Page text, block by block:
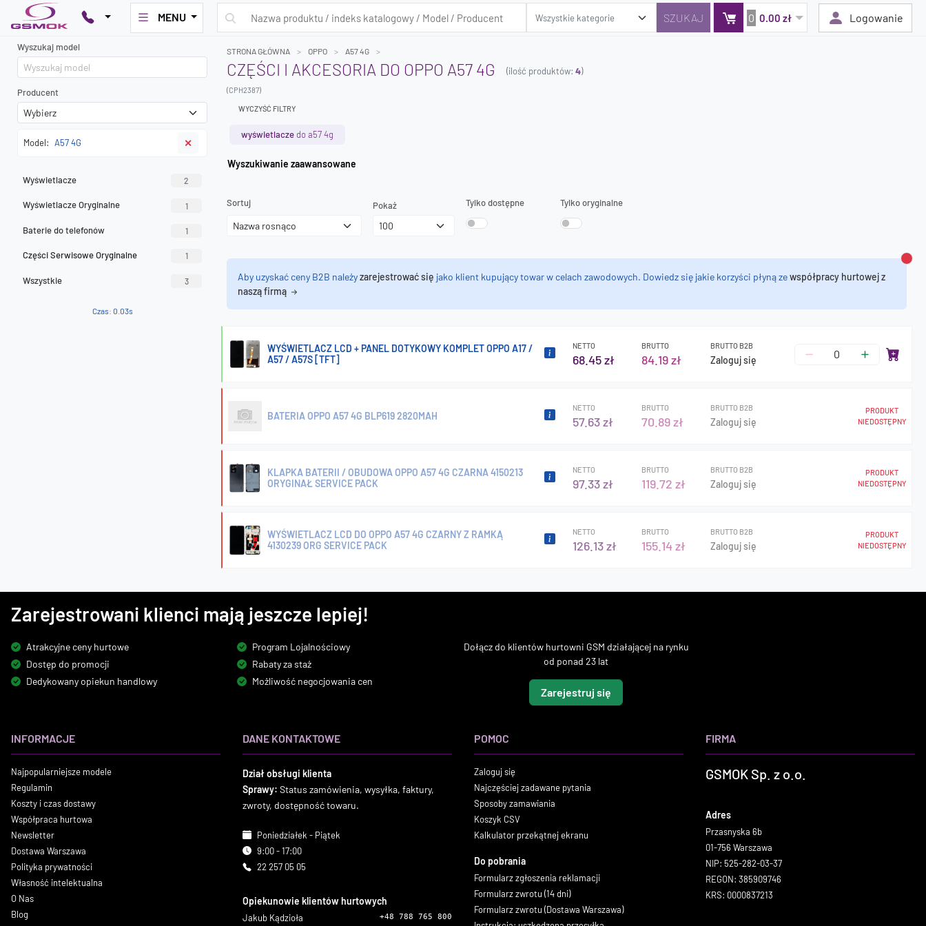
MENU 0 0.00 zł Logowanie
Wyszukaj model
Producent
Model: A57 4G ✕
Wyświetlacze 2
Wyświetlacze Oryginalne 1
Baterie do telefonów 1
Części Serwisowe Oryginalne 1
Wszystkie 3
Czas: 0.03s
STRONA GŁÓWNA OPPO A57 4G
CZĘŚCI I AKCESORIA DO OPPO A57 4G (ilość produktów: 4)
(CPH2387)
WYCZYŚĆ FILTRY
wyświetlacze do a57 4g
Wyszukiwanie zaawansowane
Sortuj Pokaż Tylko dostępne Tylko oryginalne
Aby uzyskać ceny B2B należyzarejestrować się jako klient kupujący towar w celach zawodowych. Dowiedz się jakie korzyści płyną zewspółpracy hurtowej z
naszą firmą
WYŚWIETLACZ LCD + PANEL DOTYKOWY KOMPLET OPPO A17 /
A57 / A57S [TFT]
NETTO
68.45 zł
BRUTTO
84.19 zł
BRUTTO B2B
Zaloguj się
BATERIA OPPO A57 4G BLP619 2820MAH
NETTO
57.63 zł
BRUTTO
70.89 zł
BRUTTO B2B
Zaloguj się
PRODUKT
NIEDOSTĘPNY
KLAPKA BATERII / OBUDOWA OPPO A57 4G CZARNA 4150213
ORYGINAŁ SERVICE PACK
NETTO
97.33 zł
BRUTTO
119.72 zł
BRUTTO B2B
Zaloguj się
PRODUKT
NIEDOSTĘPNY
WYŚWIETLACZ LCD DO OPPO A57 4G CZARNY Z RAMKĄ
4130239 ORG SERVICE PACK
NETTO
126.13 zł
BRUTTO
155.14 zł
BRUTTO B2B
Zaloguj się
PRODUKT
NIEDOSTĘPNY
Zarejestrowani klienci mają jeszcze lepiej!
Atrakcyjne ceny hurtowe
Dostęp do promocji
Dedykowany opiekun handlowy
Program Lojalnościowy
Rabaty za staż
Możliwość negocjowania cen
Dołącz do klientów hurtowni GSM działającej na rynku
od ponad 23 lat
Zarejestruj się
INFORMACJE
Najpopularniejsze modele
Regulamin
Koszty i czas dostawy
Współpraca hurtowa
Newsletter
Dostawa Warszawa
Polityka prywatności
Własność intelektualna
O Nas
Blog
DANE KONTAKTOWE
Dział obsługi klienta
Sprawy: Status zamówienia, wysyłka, faktury,
zwroty, dostępność towaru.
Poniedziałek - Piątek
9:00 - 17:00
22 257 05 05
Opiekunowie klientów hurtowych
Jakub Kądzioła +48 788 765 800
POMOC
Zaloguj się
Najczęściej zadawane pytania
Sposoby zamawiania
Koszyk CSV
Kalkulator przekątnej ekranu
Do pobrania
Formularz zgłoszenia reklamacji
Formularz zwrotu (14 dni)
Formularz zwrotu (Dostawa Warszawa)
FIRMA
GSMOK Sp. z o.o.
Adres
Przasnyska 6b
01-756 Warszawa
NIP: 525-282-03-37
REGON: 385909746
KRS: 0000837213